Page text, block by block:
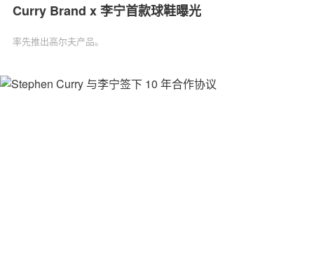
Curry Brand x 李宁首款球鞋曝光
率先推出高尔夫产品。